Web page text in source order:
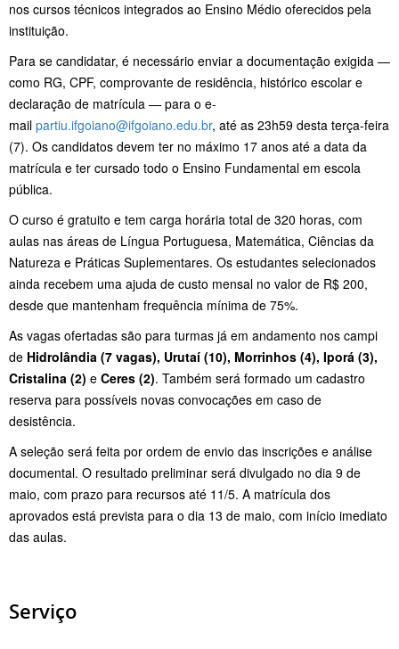
nos cursos técnicos integrados ao Ensino Médio oferecidos pela
instituição.
Para se candidatar, é necessário enviar a documentação exigida —
como RG, CPF, comprovante de residência, histórico escolar e
declaração de matrícula — para o e-
mail partiu.ifgoiano@ifgoiano.edu.br, até as 23h59 desta terça-feira
(7). Os candidatos devem ter no máximo 17 anos até a data da
matrícula e ter cursado todo o Ensino Fundamental em escola
pública.
O curso é gratuito e tem carga horária total de 320 horas, com
aulas nas áreas de Língua Portuguesa, Matemática, Ciências da
Natureza e Práticas Suplementares. Os estudantes selecionados
ainda recebem uma ajuda de custo mensal no valor de R$ 200,
desde que mantenham frequência mínima de 75%.
As vagas ofertadas são para turmas já em andamento nos campi
de Hidrolândia (7 vagas), Urutaí (10), Morrinhos (4), Iporá (3),
Cristalina (2) e Ceres (2). Também será formado um cadastro
reserva para possíveis novas convocações em caso de
desistência.
A seleção será feita por ordem de envio das inscrições e análise
documental. O resultado preliminar será divulgado no dia 9 de
maio, com prazo para recursos até 11/5. A matrícula dos
aprovados está prevista para o dia 13 de maio, com início imediato
das aulas.
Serviço